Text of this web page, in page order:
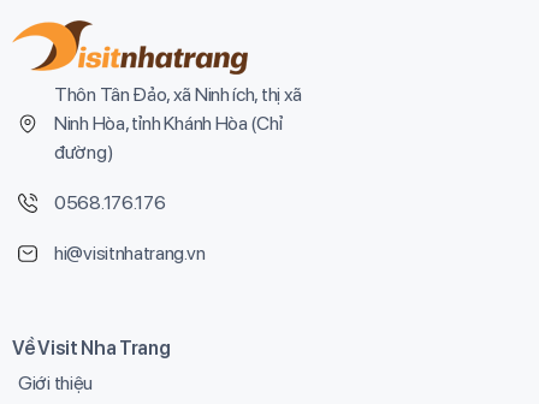
Thôn Tân Đảo, xã Ninh ích, thị xã
Ninh Hòa, tỉnh Khánh Hòa (Chỉ
đường)
0568.176.176
hi@visitnhatrang.vn
Về Visit Nha Trang
Giới thiệu